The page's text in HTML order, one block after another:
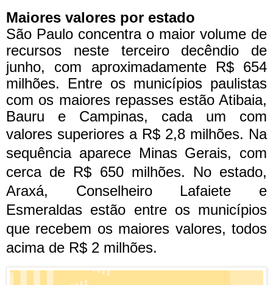
Maiores valores por estado
São Paulo concentra o maior volume de
recursos neste terceiro decêndio de
junho, com aproximadamente R$ 654
milhões. Entre os municípios paulistas
com os maiores repasses estão Atibaia,
Bauru e Campinas, cada um com
valores superiores a R$ 2,8 milhões. Na
sequência aparece Minas Gerais, com
cerca de R$ 650 milhões. No estado,
Araxá, Conselheiro Lafaiete e
Esmeraldas estão entre os municípios
que recebem os maiores valores, todos
acima de R$ 2 milhões.